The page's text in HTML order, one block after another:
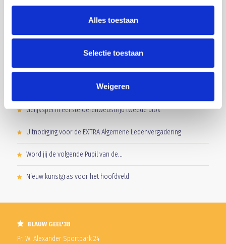
Alles toestaan
Selectie toestaan
Weigeren
OVERWINNING OP MIERLO HOUT
Gelijkspel in eerste oefenwedstrijd tweede blok
Uitnodiging voor de EXTRA Algemene Ledenvergadering
Word jij de volgende Pupil van de...
Nieuw kunstgras voor het hoofdveld
BLAUW GEEL'38
Pr. W. Alexander Sportpark 24